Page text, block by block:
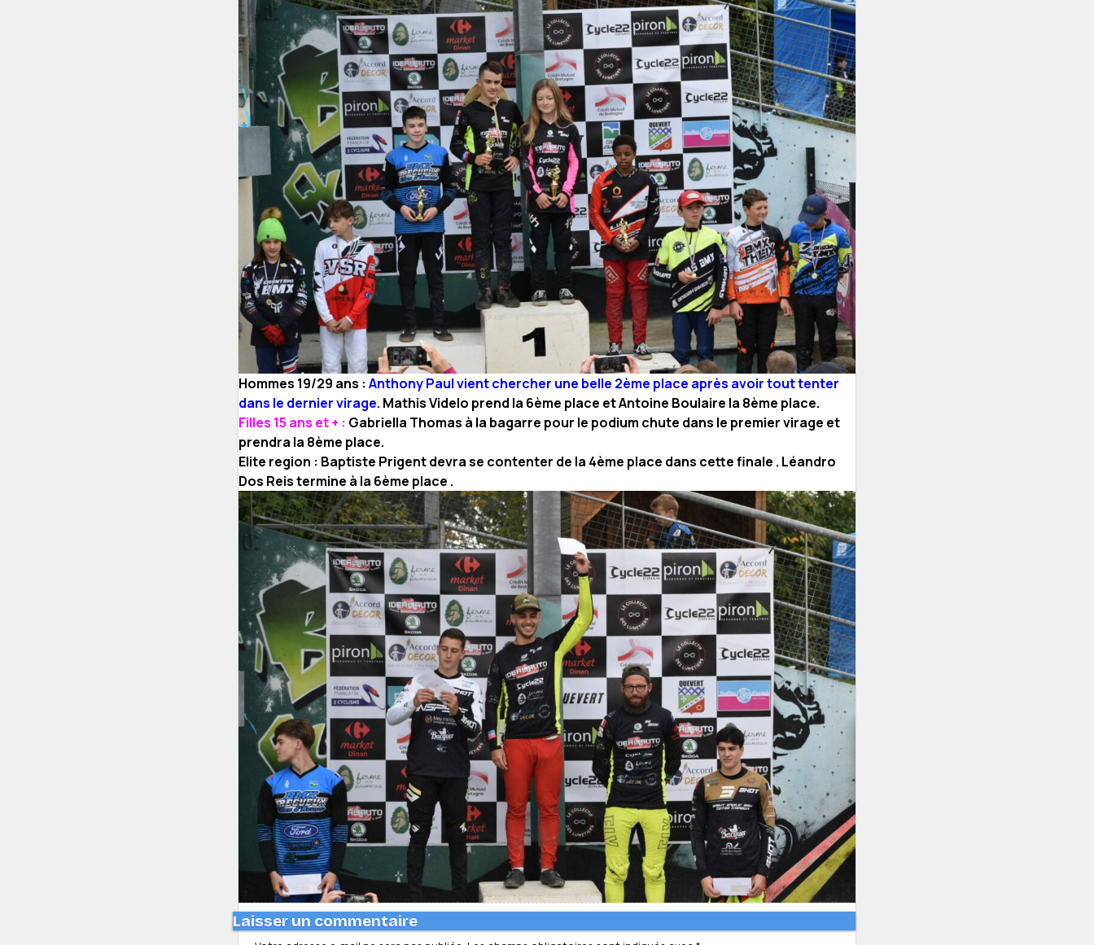
Hommes 19/29 ans : Anthony Paul vient chercher une belle 2ème place après avoir tout tenter
dans le dernier virage. Mathis Videlo prend la 6ème place et Antoine Boulaire la 8ème place.
Filles 15 ans et + : Gabriella Thomas à la bagarre pour le podium chute dans le premier virage et
prendra la 8ème place.
Elite region : Baptiste Prigent devra se contenter de la 4ème place dans cette finale . Léandro
Dos Reis termine à la 6ème place .
Laisser un commentaire